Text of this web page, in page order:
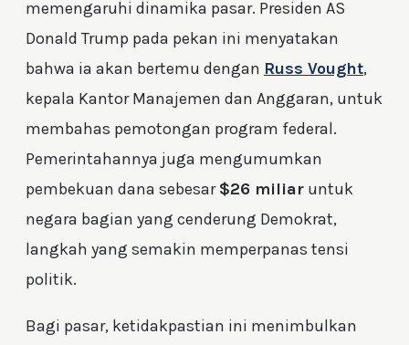
memengaruhi dinamika pasar. Presiden AS
Donald Trump pada pekan ini menyatakan
bahwa ia akan bertemu dengan Russ Vought,
kepala Kantor Manajemen dan Anggaran, untuk
membahas pemotongan program federal.
Pemerintahannya juga mengumumkan
pembekuan dana sebesar$26 miliar untuk
negara bagian yang cenderung Demokrat,
langkah yang semakin memperpanas tensi
politik.
Bagi pasar, ketidakpastian ini menimbulkan